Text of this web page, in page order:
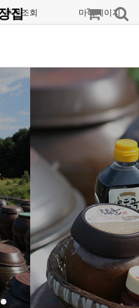
주문조회 마이페이지
집